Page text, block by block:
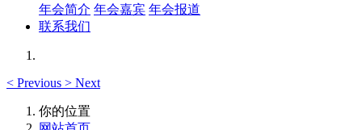
年会简介 年会嘉宾 年会报道
联系我们
< Previous > Next
你的位置